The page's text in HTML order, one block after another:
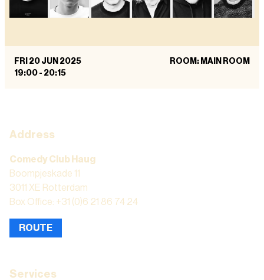
FRI 20 JUN 2025
19:00 - 20:15
ROOM: MAIN ROOM
Address
Comedy Club Haug
Boompjeskade 11
3011 XE Rotterdam
Box Office: +31 (0)6 21 86 74 24
ROUTE
Services